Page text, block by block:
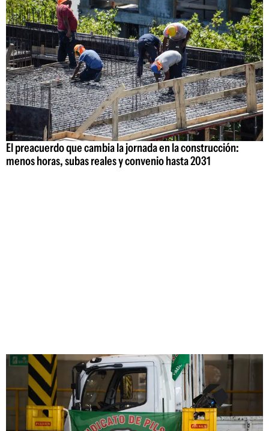
El preacuerdo que cambia la jornada en la construcción:
menos horas, subas reales y convenio hasta 2031